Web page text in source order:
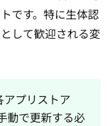
です。特に生体認
して歓迎される変
プリストア
動で更新する必